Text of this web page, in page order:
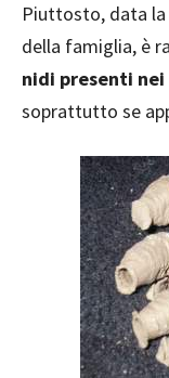
Piuttosto, data
della famiglia, è
nidi presenti
soprattutto se